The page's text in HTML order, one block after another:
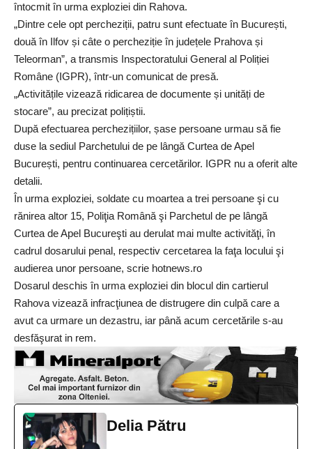
întocmit în urma exploziei din Rahova.
„Dintre cele opt percheziții, patru sunt efectuate în București,
două în Ilfov și câte o percheziție în județele Prahova și
Teleorman”, a transmis Inspectoratului General al Poliției
Române (IGPR), într-un comunicat de presă.
„Activitățile vizează ridicarea de documente și unități de
stocare”, au precizat polițiștii.
După efectuarea perchezițiilor, șase persoane urmau să fie
duse la sediul Parchetului de pe lângă Curtea de Apel
București, pentru continuarea cercetărilor. IGPR nu a oferit alte
detalii.
În urma exploziei, soldate cu moartea a trei persoane şi cu
rănirea altor 15, Poliţia Română şi Parchetul de pe lângă
Curtea de Apel Bucureşti au derulat mai multe activităţi, în
cadrul dosarului penal, respectiv cercetarea la faţa locului şi
audierea unor persoane, scrie hotnews.ro
Dosarul deschis în urma exploziei din blocul din cartierul
Rahova vizează infracţiunea de distrugere din culpă care a
avut ca urmare un dezastru, iar până acum cercetările s-au
desfăşurat in rem.
Delia Pătru